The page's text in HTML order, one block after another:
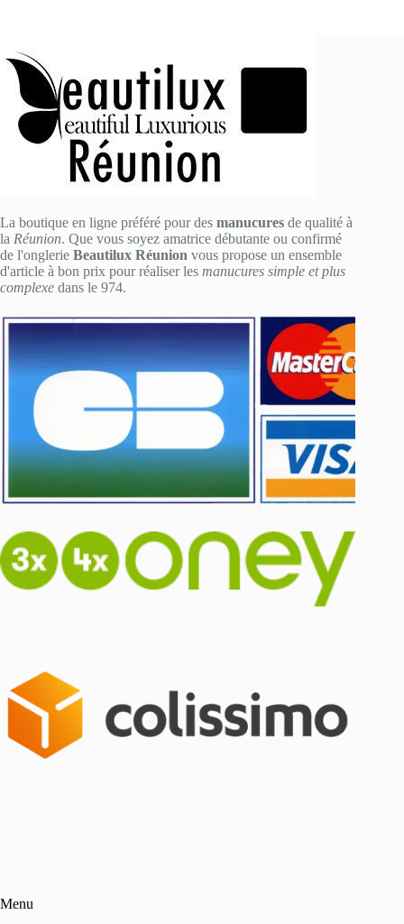
La boutique en ligne préféré pour des manucures de qualité à
la Réunion. Que vous soyez amatrice débutante ou confirmé
de l'onglerie Beautilux Réunion vous propose un ensemble
d'article à bon prix pour réaliser les manucures simple et plus
complexe dans le 974.
Menu